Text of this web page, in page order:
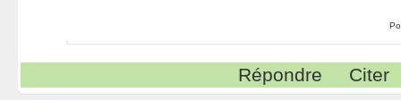
Répondre Citer